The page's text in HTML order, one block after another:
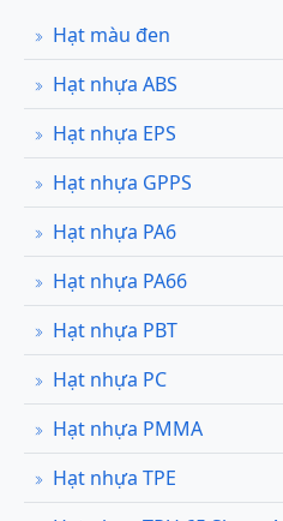
Hạt màu đen
Hạt nhựa ABS
Hạt nhựa EPS
Hạt nhựa GPPS
Hạt nhựa PA6
Hạt nhựa PA66
Hạt nhựa PBT
Hạt nhựa PC
Hạt nhựa PMMA
Hạt nhựa TPE